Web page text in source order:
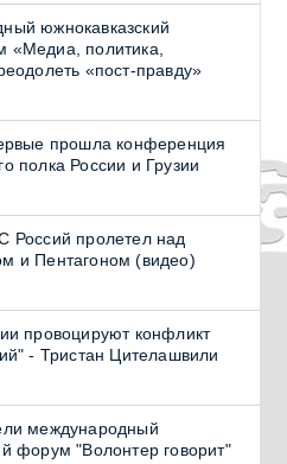
южнокавказский
«Медиа, политика,
«пост-правду»
прошла конференция
полка России и Грузии
Россий пролетел над
и Пентагоном (видео)
провоцируют конфликт
- Тристан Цителашвили
международный
форум "Волонтер говорит"